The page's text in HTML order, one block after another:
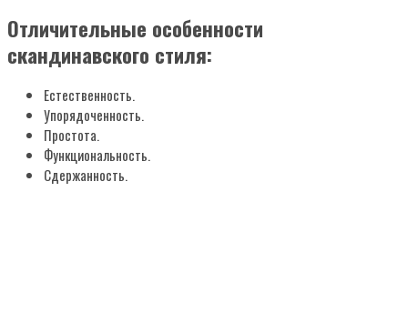
Отличительные особенности
скандинавского стиля:
Естественность.
Упорядоченность.
Простота.
Функциональность.
Сдержанность.